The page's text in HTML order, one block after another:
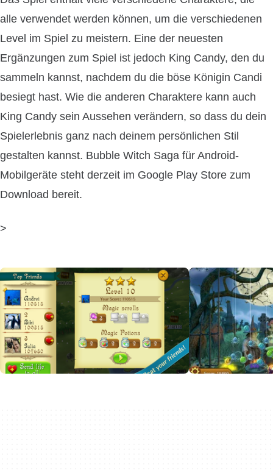
alle verwendet werden können, um die verschiedenen
Level im Spiel zu meistern. Eine der neuesten
Ergänzungen zum Spiel ist jedoch King Candy, den du
sammeln kannst, nachdem du die böse Königin Candi
besiegt hast. Wie die anderen Charaktere kann auch
King Candy sein Aussehen verändern, so dass du dein
Spielerlebnis ganz nach deinem persönlichen Stil
gestalten kannst. Bubble Witch Saga für Android-
Mobilgeräte steht derzeit im Google Play Store zum
Download bereit.
>